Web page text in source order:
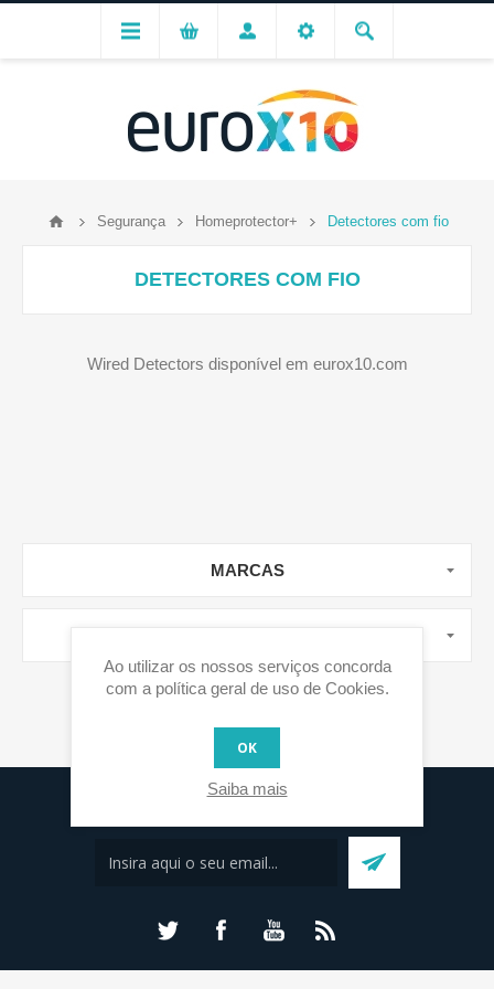
Segurança Homeprotector+ Detectores com fio
DETECTORES COM FIO
Wired Detectors disponível em eurox10.com
MARCAS
Ao utilizar os nossos serviços concorda
com a política geral de uso de Cookies.
OK
Saiba mais